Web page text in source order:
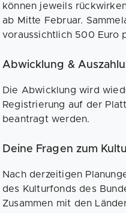
können jeweils
ab Mitte Februar.
voraussichtlich 500 Euro
Abwicklung &
Die Abwicklung wird
Registrierung auf der
beantragt werden.
Deine Fragen zum
Nach derzeitigen
des Kulturfonds des
Zusammen mit den